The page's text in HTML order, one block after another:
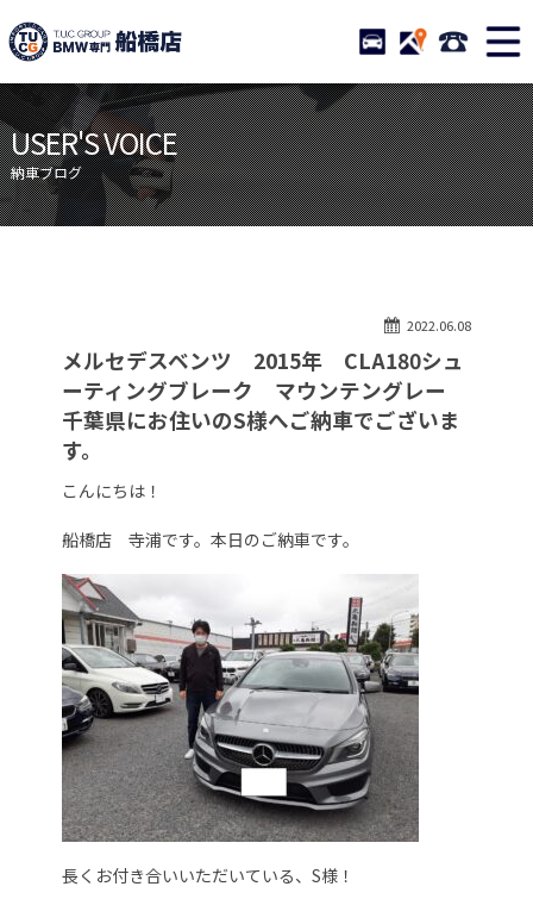
TUCグループ BMW専門 船
STOCK ACCESS 047-
ニュース
在庫リスト
目玉車両一覧
店舗紹介
保証＆サービス
アクセスマップ
自動車保険
TUCとは？
リクルート
納車blog
スタッフblog
USER'S VOICE
納車ブログ
2022.06.08
メルセデスベンツ 2015年 CLA180シュ
ーティングブレーク マウンテングレー
千葉県にお住いのS様へご納車でございま
す。
こんにちは！
船橋店 寺浦です。本日のご納車です。
長くお付き合いいただいている、S様！